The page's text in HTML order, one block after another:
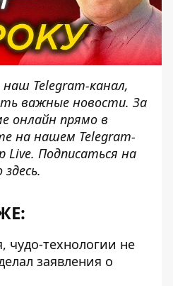
наш Telegram-канал,
важные новости. За
онлайн прямо в
на нашем Telegram-
Live. Подписаться на
здесь.
чудо-технологии не
заявления о